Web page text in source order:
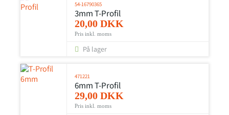
54-16790365
3mm T-Profil
20,00 DKK
Pris inkl. moms
På lager
471221
6mm T-Profil
29,00 DKK
Pris inkl. moms